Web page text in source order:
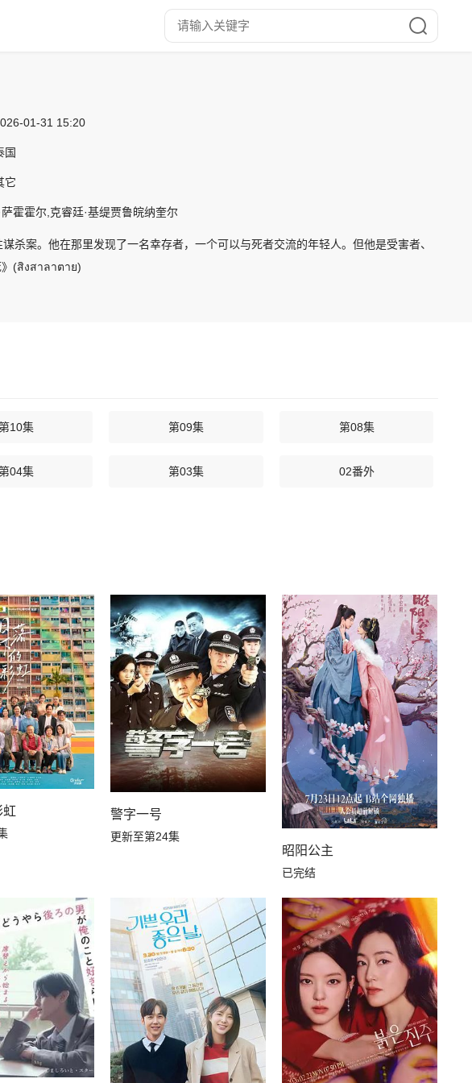
01-31 15:20
国
它
霍霍尔,克睿廷·基缇贾鲁皖纳奎尔
杀案。他在那里发现了一名幸存者，一个可以与死者交流的年轻人。但他是受害者、
》(สิงสาลาตาย)
10集 第09集 第08集
04集 第03集 02番外
虹 警字一号
更新至第24集
昭阳公主
已完结